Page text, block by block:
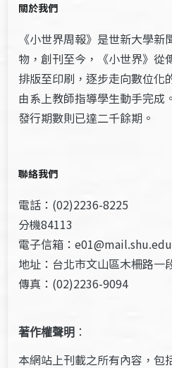
關於我們
《小世界周報》是世新大學
物，創刊至今，《小世界》從
排版至印刷，逐步走向數位化
由系上教師指導學生動手完成
發行期數則已達二千餘期。
聯絡我們
電話：(02)2236-8225
分機84113
電子信箱：
地址：台北市文山區木柵路一
傳真：(02)2236-9094
著作權聲明 ：
本網站上刊載之所有內容，包